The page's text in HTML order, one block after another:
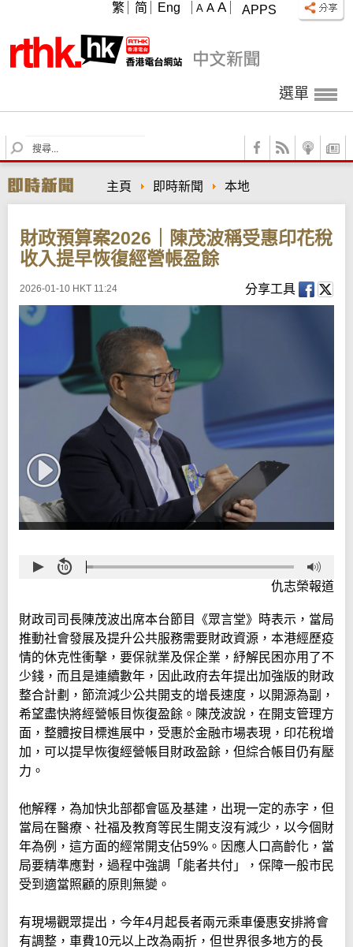
APPS
A A A
繁 简 Eng
選單
S
e
r
c
主頁 即時新聞 本地
財政預算案2026｜陳茂波稱受惠印花稅
收入提早恢復經營帳盈餘
2026-01-10 HKT 11:24 分享工具
仇志榮報道
財政司司長陳茂波出席本台節目《眾言堂》時表示，當局
推動社會發展及提升公共服務需要財政資源，本港經歷疫
情的休克性衝擊，要保就業及保企業，紓解民困亦用了不
少錢，而且是連續數年，因此政府去年提出加強版的財政
整合計劃，節流減少公共開支的增長速度，以開源為副，
希望盡快將經營帳目恢復盈餘。陳茂波說，在開支管理方
面，整體按目標進展中，受惠於金融市場表現，印花稅增
加，可以提早恢復經營帳目財政盈餘，但綜合帳目仍有壓
力。
他解釋，為加快北部都會區及基建，出現一定的赤字，但
當局在醫療、社福及教育等民生開支沒有減少，以今個財
年為例，這方面的經常開支佔59%。因應人口高齡化，當
局要精準應對，過程中強調「能者共付」，保障一般市民
受到適當照顧的原則無變。
有現場觀眾提出，今年4月起長者兩元乘車優惠安排將會
有調整，車費10元以上改為兩折，但世界很多地方的長